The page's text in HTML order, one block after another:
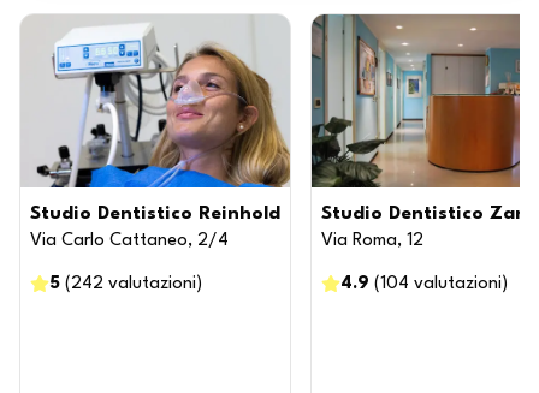
Studio Dentistico Reinhold
Via Carlo Cattaneo, 2/4
5 ( 242 valutazioni )
Studio Dentistico
Via Roma, 12
4.9 (104 valutazioni )